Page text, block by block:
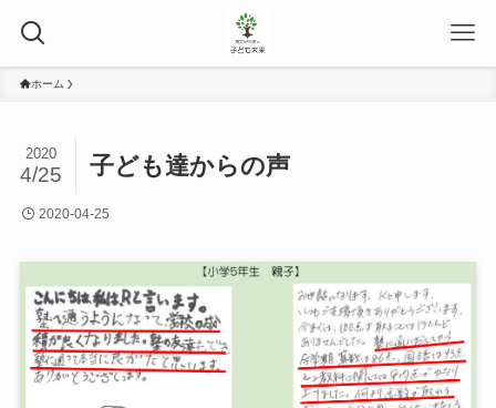
ホーム
子ども達からの声
2020
4/25
2020-04-25